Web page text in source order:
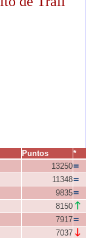
Puntos
*
13250=
11348=
9835=
8150 ↑
7917=
7037 ↓